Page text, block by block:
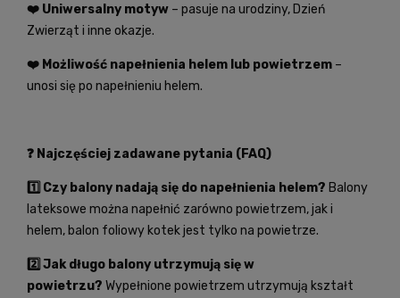
❤️ Uniwersalny motyw – pasuje na urodziny, Dzień
Zwierząt i inne okazje.
❤️ Możliwość napełnienia helem lub powietrzem –
unosi się po napełnieniu helem.
❓ Najczęściej zadawane pytania (FAQ)
1️⃣ Czy balony nadają się do napełnienia helem? Balony
lateksowe można napełnić zarówno powietrzem, jak i
helem, balon foliowy kotek jest tylko na powietrze.
2️⃣ Jak długo balony utrzymują się w
powietrzu? Wypełnione powietrzem utrzymują kształt